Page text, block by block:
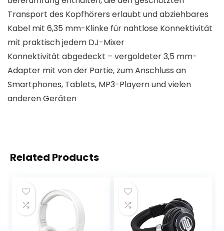
Transport des Kopfhörers erlaubt und abziehbares
Kabel mit 6,35 mm-Klinke für nahtlose Konnektivität
mit praktisch jedem DJ-Mixer
Konnektivität abgedeckt – vergoldeter 3,5 mm-
Adapter mit von der Partie, zum Anschluss an
Smartphones, Tablets, MP3-Playern und vielen
anderen Geräten
Related Products